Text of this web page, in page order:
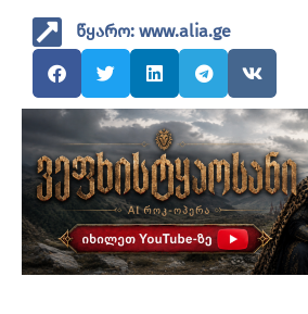
წყარო: www.alia.ge